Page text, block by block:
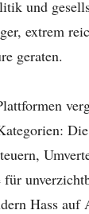
und
extrem
geraten.
Hass auf